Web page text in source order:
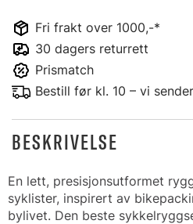
Fri frakt over 1000,-*
30 dagers returrett
Prismatch
Bestill før kl. 10 – vi
BESKRIVELSE
En lett, presisjonsutformet
syklister, inspirert av
bylivet. Den beste